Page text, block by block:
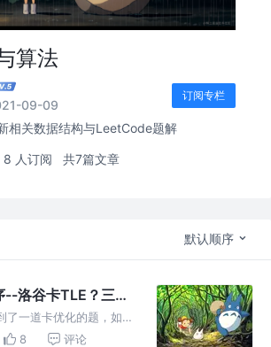
算法
09-09
订阅专栏
相关数据结构与LeetCode题解
8 人订阅 共7篇文章
默认顺序
--洛谷卡TLE？三向
了一道卡优化的题，如果
话，会有几个点是TLE
8 评论